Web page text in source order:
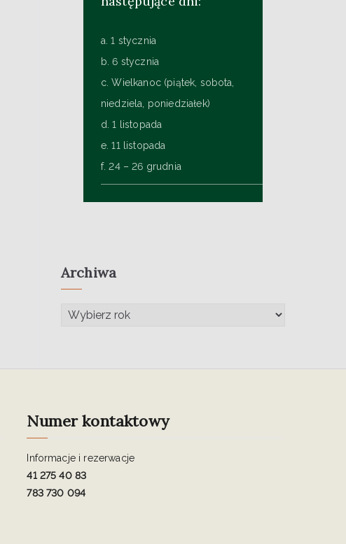
a. 1 stycznia
b. 6 stycznia
c. Wielkanoc (piątek, sobota,
niedziela, poniedziałek)
d. 1 listopada
e. 11 listopada
f. 24 – 26 grudnia
Archiwa
Numer kontaktowy
Informacje i rezerwacje
41 275 40 83
783 730 094